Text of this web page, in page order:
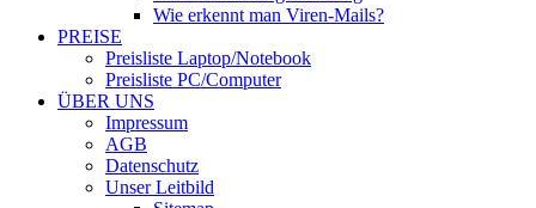
Wie erkennt man Viren-Mails?
PREISE
Preisliste Laptop/Notebook
Preisliste PC/Computer
ÜBER UNS
Impressum
AGB
Datenschutz
Unser Leitbild